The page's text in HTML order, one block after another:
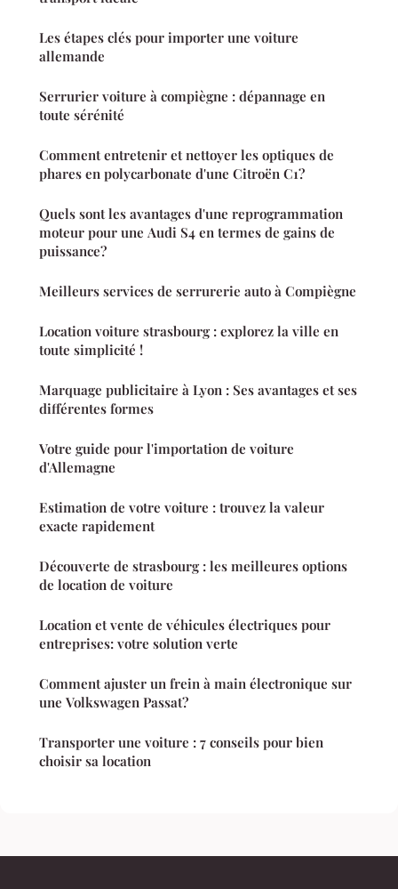
Les étapes clés pour importer une voiture
allemande
Serrurier voiture à compiègne : dépannage en
toute sérénité
Comment entretenir et nettoyer les optiques de
phares en polycarbonate d'une Citroën C1?
Quels sont les avantages d'une reprogrammation
moteur pour une Audi S4 en termes de gains de
puissance?
Meilleurs services de serrurerie auto à Compiègne
Location voiture strasbourg : explorez la ville en
toute simplicité !
Marquage publicitaire à Lyon : Ses avantages et ses
différentes formes
Votre guide pour l'importation de voiture
d'Allemagne
Estimation de votre voiture : trouvez la valeur
exacte rapidement
Découverte de strasbourg : les meilleures options
de location de voiture
Location et vente de véhicules électriques pour
entreprises: votre solution verte
Comment ajuster un frein à main électronique sur
une Volkswagen Passat?
Transporter une voiture : 7 conseils pour bien
choisir sa location